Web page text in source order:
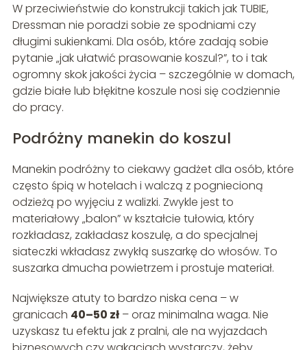
W przeciwieństwie do konstrukcji takich jak TUBIE,
Dressman nie poradzi sobie ze spodniami czy
długimi sukienkami. Dla osób, które zadają sobie
pytanie „jak ułatwić prasowanie koszul?”, to i tak
ogromny skok jakości życia – szczególnie w domach,
gdzie białe lub błękitne koszule nosi się codziennie
do pracy.
Podróżny manekin do koszul
Manekin podróżny to ciekawy gadżet dla osób, które
często śpią w hotelach i walczą z pogniecioną
odzieżą po wyjęciu z walizki. Zwykle jest to
materiałowy „balon” w kształcie tułowia, który
rozkładasz, zakładasz koszulę, a do specjalnej
siateczki wkładasz zwykłą suszarkę do włosów. To
suszarka dmucha powietrzem i prostuje materiał.
Największe atuty to bardzo niska cena – w
granicach 40–50 zł– oraz minimalna waga. Nie
uzyskasz tu efektu jak z pralni, ale na wyjazdach